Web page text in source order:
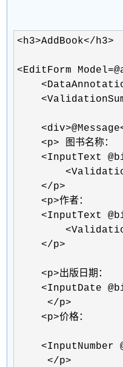
<h3>AddBook</h3>
<EditForm
    <p>
图书名称：
<InputText
    </p>
    <p>
作者：
<InputText
    </p>
    <p>
出版日期：
<InputDate
     </p>
    <p>
价格：
<InputNumber
     </p>